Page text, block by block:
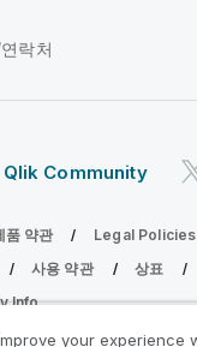
락처
Qlik Community
품 약관
Legal Policies
사용 약관
상표
Info
2026 QlikTech International
your experience